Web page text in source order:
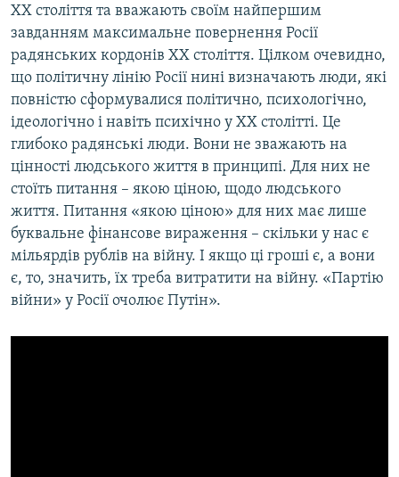
ХХ століття та вважають своїм найпершим
завданням максимальне повернення Росії
радянських кордонів ХХ століття. Цілком очевидно,
що політичну лінію Росії нині визначають люди, які
повністю сформувалися політично, психологічно,
ідеологічно і навіть психічно у ХХ столітті. Це
глибоко радянські люди. Вони не зважають на
цінності людського життя в принципі. Для них не
стоїть питання – якою ціною, щодо людського
життя. Питання «якою ціною» для них має лише
буквальне фінансове вираження – скільки у нас є
мільярдів рублів на війну. І якщо ці гроші є, а вони
є, то, значить, їх треба витратити на війну. «Партію
війни» у Росії очолює Путін».